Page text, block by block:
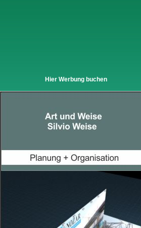
Hier Werbung buchen
+ + +Hier erscheinen: